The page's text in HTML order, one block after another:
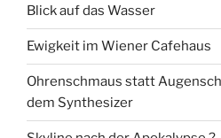
Blick auf das Wasser
Ewigkeit im Wiener Cafehaus
Ohrenschmaus statt
dem Synthesizer